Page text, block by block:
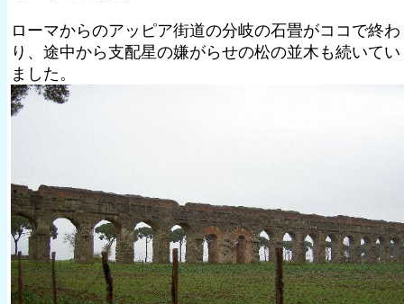
ローマからのアッピア街道の分岐の石畳がココで終わ
り、途中から支配星の嫌がらせの松の並木も続いてい
ました。